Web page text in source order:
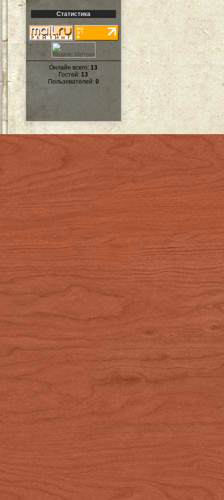
Статистика
Онлайн всего:13
Гостей:13
Пользователей: 0